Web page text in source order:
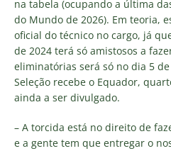
na tabela (ocupando a última
do Mundo de 2026). Em teoria,
oficial do técnico no cargo, já
de 2024 terá só amistosos a
eliminatórias será só no dia 5
Seleção recebe o Equador,
ainda a ser divulgado.
– A torcida está no direito de
e a gente tem que entregar o